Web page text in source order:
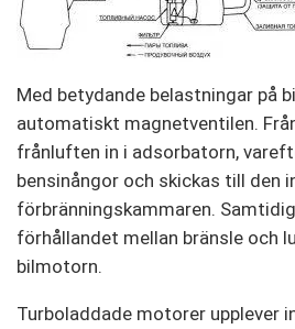
Med betydande belastningar på
automatiskt magnetventilen.
frånluften in i adsorbatorn,
bensinångor och skickas till den
förbränningskammaren.
förhållandet mellan bränsle och
bilmotorn.
Turboladdade motorer upplever